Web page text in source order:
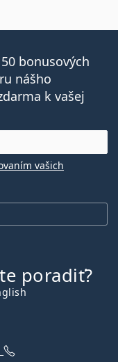
bonusových
nášho
k vašej
vašich
poradiť?